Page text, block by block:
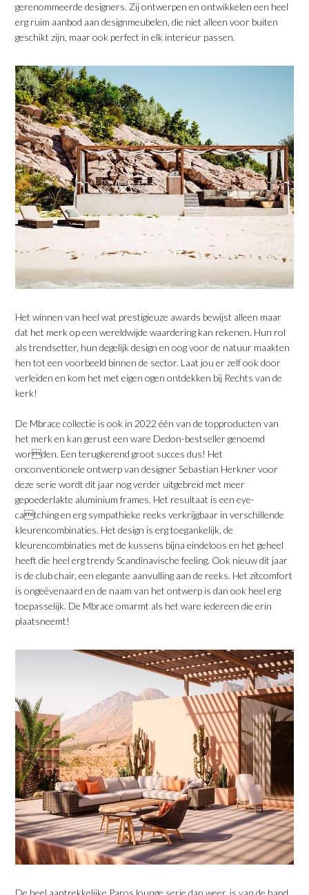
gerenommeerde designers. Zij ontwerpen en ontwikkelen een heel
erg ruim aanbod aan designmeubelen, die niet alleen voor buiten
geschikt zijn, maar ook perfect in elk interieur passen.
Het winnen van heel wat prestigieuze awards bewijst alleen maar
dat het merk op een wereldwijde waardering kan rekenen. Hun rol
als trendsetter, hun degelijk design en oog voor de natuur maakten
hen tot een voorbeeld binnen de sector. Laat jou er zelf ook door
verleiden en kom het met eigen ogen ontdekken bij Rechts van de
kerk!
De Mbrace collectie is ook in 2022 één van de topproducten van
het merk en kan gerust een ware Dedon-bestseller genoemd
worden. Een terugkerend groot succes dus! Het
onconventionele ontwerp van designer Sebastian Herkner voor
deze serie wordt dit jaar nog verder uitgebreid met meer
gepoederlakte aluminium frames. Het resultaat is een eye-
catching en erg sympathieke reeks verkrijgbaar in verschillende
kleurencombinaties. Het design is erg toegankelijk, de
kleurencombinaties met de kussens bijna eindeloos en het geheel
heeft die heel erg trendy Scandinavische feeling. Ook nieuw dit jaar
is de club chair, een elegante aanvulling aan de reeks. Het zitcomfort
is ongeëvenaard en de naam van het ontwerp is dan ook heel erg
toepasselijk. De Mbrace omarmt als het ware iedereen die erin
plaatsneemt!
De heel aantrekkelijke Paros lounge serie dan weer, is van de hand